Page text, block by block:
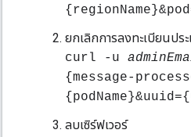
ยกเลิกการลงทะเบียนประ
curl -u
{message-
ลบเซิร์ฟเวอร์